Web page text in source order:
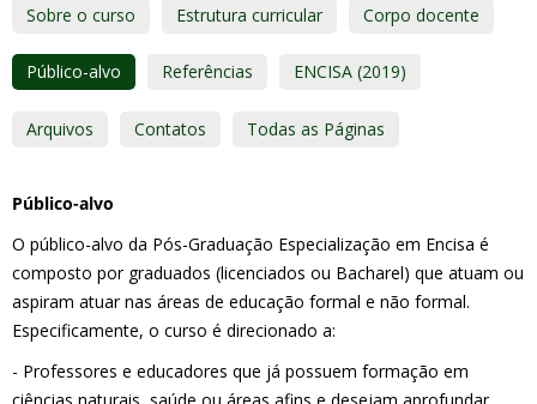
Sobre o curso Estrutura curricular Corpo docente
Público-alvo Referências ENCISA (2019)
Arquivos Contatos Todas as Páginas
Público-alvo
O público-alvo da Pós-Graduação Especialização em Encisa é
composto por graduados (licenciados ou Bacharel) que atuam ou
aspiram atuar nas áreas de educação formal e não formal.
Especificamente, o curso é direcionado a:
- Professores e educadores que já possuem formação em